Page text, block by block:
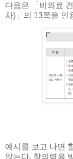
다음은 「비의료
차)」의 13쪽을 인
예시를 보고 나면
않는다. 창의력을